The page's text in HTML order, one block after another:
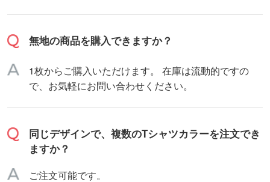
無地の商品を購入できますか？
1枚からご購入いただけます。 在庫は流動的ですの
で、お気軽にお問い合わせください。
同じデザインで、複数のTシャツカラーを注文でき
ますか？
ご注文可能です。